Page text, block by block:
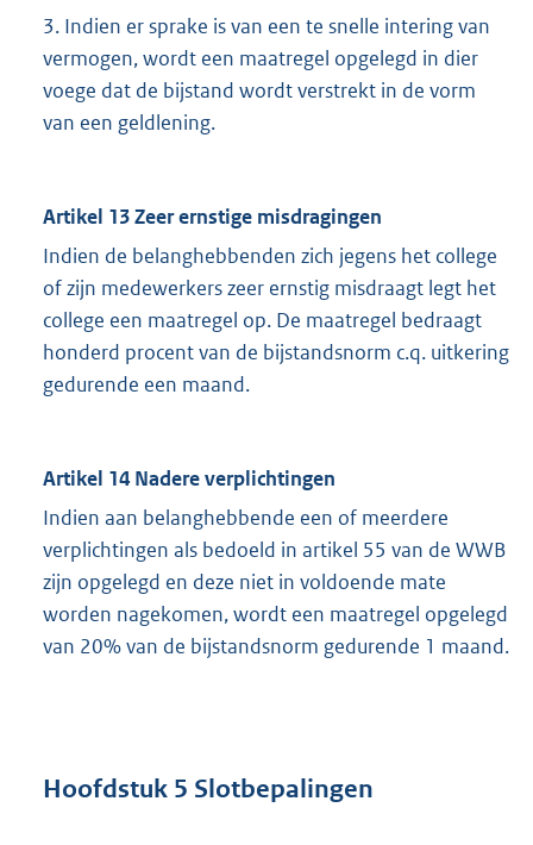
3. Indien er sprake is van een te snelle intering van
vermogen, wordt een maatregel opgelegd in dier
voege dat de bijstand wordt verstrekt in de vorm
van een geldlening.
Artikel 13 Zeer ernstige misdragingen
Indien de belanghebbenden zich jegens het college
of zijn medewerkers zeer ernstig misdraagt legt het
college een maatregel op. De maatregel bedraagt
honderd procent van de bijstandsnorm c.q. uitkering
gedurende een maand.
Artikel 14 Nadere verplichtingen
Indien aan belanghebbende een of meerdere
verplichtingen als bedoeld in artikel 55 van de WWB
zijn opgelegd en deze niet in voldoende mate
worden nagekomen, wordt een maatregel opgelegd
van 20% van de bijstandsnorm gedurende 1 maand.
Hoofdstuk 5 Slotbepalingen